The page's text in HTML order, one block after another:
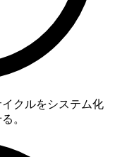
イクルをシステム化
。